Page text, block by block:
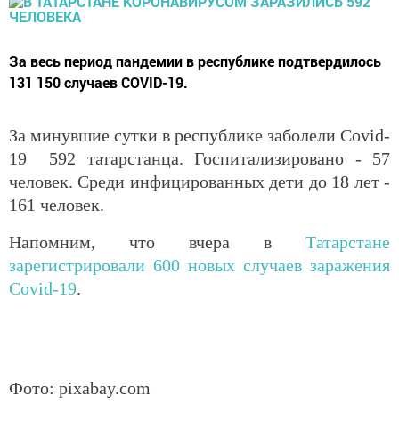
За весь период пандемии в республике подтвердилось
131 150 случаев COVID-19.
За минувшие сутки в республике заболели Covid-
19 592 татарстанца. Госпитализировано - 57
человек. Среди инфицированных дети до 18 лет -
161 человек.
Напомним, что вчера в Татарстане
зарегистрировали 600 новых случаев заражения
Сovid-19.
Фото: pixabay.com